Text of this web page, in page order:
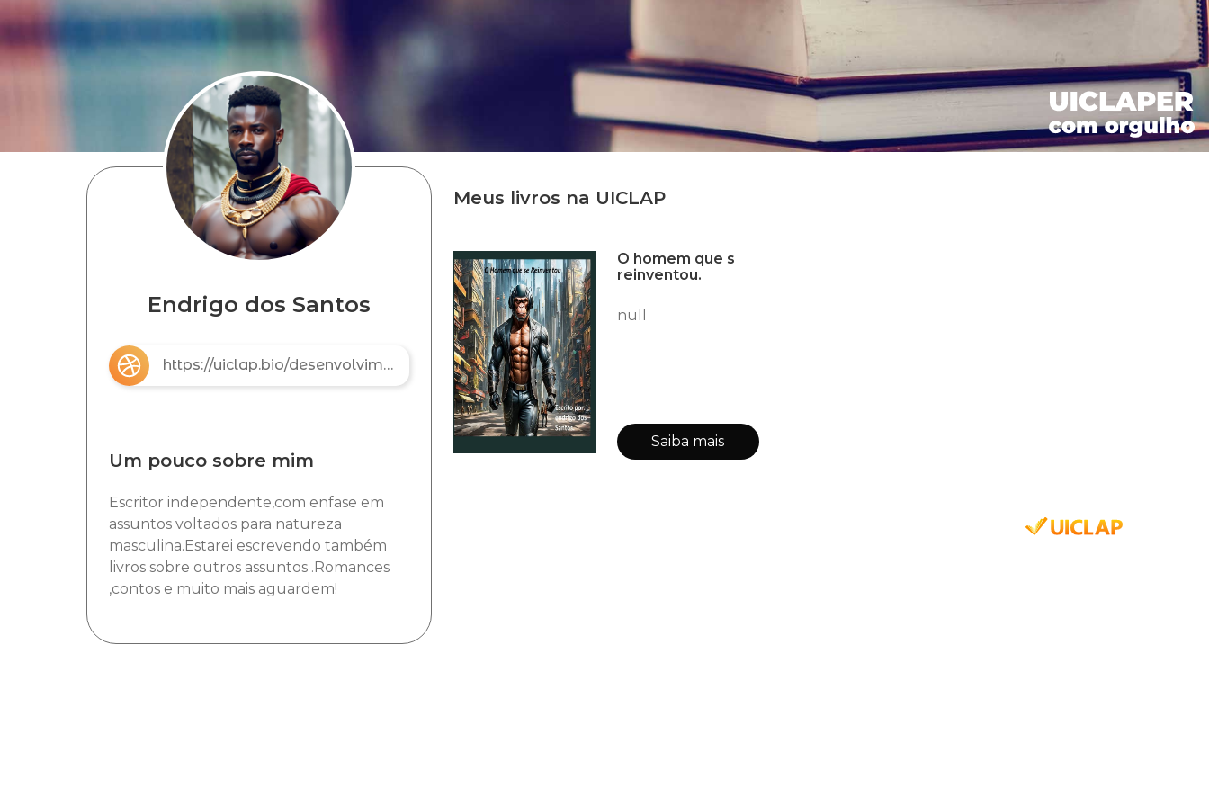
Endrigo dos Santos
https://uiclap.bio/desenvolvimento2023
Um pouco sobre mim
Escritor independente,com enfase em
assuntos voltados para natureza
masculina.Estarei escrevendo também
livros sobre outros assuntos .Romances
,contos e muito mais aguardem!
Meus livros na UICLAP
O homem que s
reinventou.
null
Saiba mais